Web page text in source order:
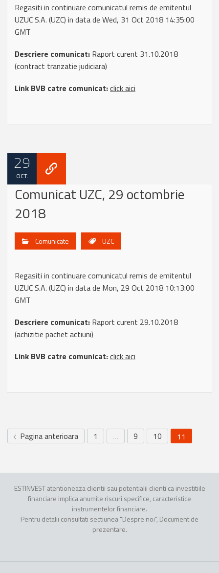
Regasiti in continuare comunicatul remis de emitentul
UZUC S.A. (UZC) in data de Wed, 31 Oct 2018 14:35:00
GMT
Descriere comunicat: Raport curent 31.10.2018
(contract tranzatie judiciara)
Link BVB catre comunicat:click aici
29
OCT.
Comunicat UZC, 29 octombrie
2018
Comunicate UZC
Regasiti in continuare comunicatul remis de emitentul
UZUC S.A. (UZC) in data de Mon, 29 Oct 2018 10:13:00
GMT
Descriere comunicat: Raport curent 29.10.2018
(achizitie pachet actiuni)
Link BVB catre comunicat:click aici
Pagina anterioara 1 … 9 10 11
ESTINVEST atentioneaza clientii sau potentialii clienti ca investitiile
financiare implica anumite riscuri specifice, caracteristice
instrumentelor financiare.
Pentru detalii consultati sectiunea "Despre noi", Document de
prezentare.